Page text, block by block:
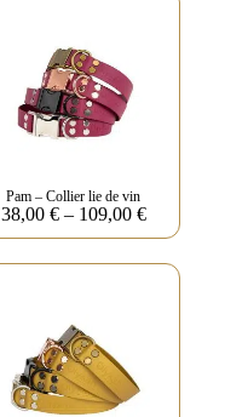
Pam – Collier lie de vin
38,00 €– 109,00 €